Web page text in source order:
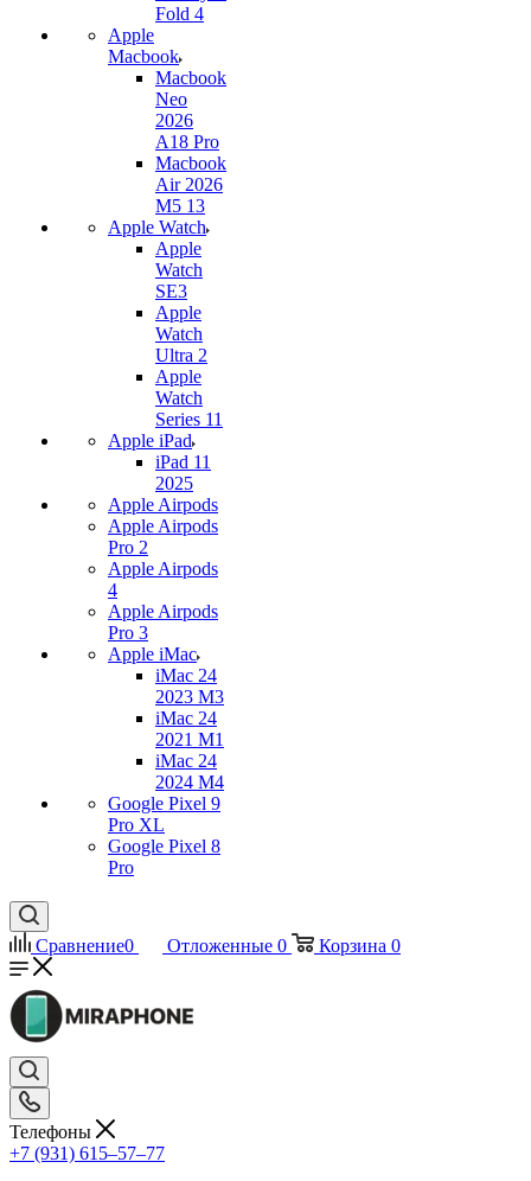
Fold 4
Apple
Macbook
Macbook
Neo
2026
A18 Pro
Macbook
Air 2026
M5 13
Apple Watch
Apple
Watch
SE3
Apple
Watch
Ultra 2
Apple
Watch
Series 11
Apple iPad
iPad 11
2025
Apple Airpods
Apple Airpods
Pro 2
Apple Airpods
4
Apple Airpods
Pro 3
Apple iMac
iMac 24
2023 M3
iMac 24
2021 M1
iMac 24
2024 M4
Google Pixel 9
Pro XL
Google Pixel 8
Pro
Сравнение0 Отложенные 0 Корзина 0
Телефоны
+7 (931) 615‒57‒77